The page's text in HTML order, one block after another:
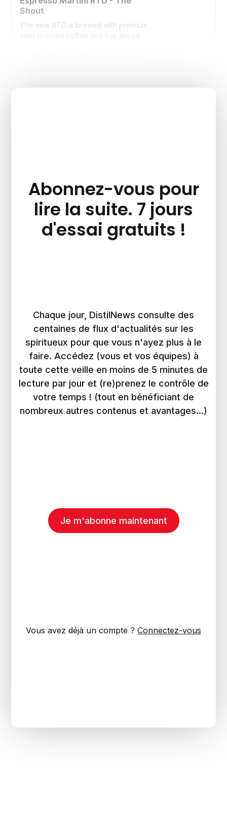
Shout
The new RTD is brewed with premium
Abonnez-vous pour
lire la suite. 7 jours
d'essai gratuits !
Chaque jour, DistilNews consulte des
centaines de flux d'actualités sur les
spiritueux pour que vous n'ayez plus à le
faire. Accédez (vous et vos équipes) à
toute cette veille en moins de 5 minutes de
lecture par jour et (re)prenez le contrôle de
votre temps ! (tout en bénéficiant de
nombreux autres contenus et avantages...)
Je m'abonne maintenant
Vous avez déjà un compte ? Connectez-vous